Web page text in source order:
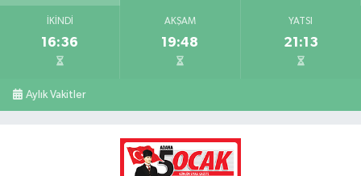
İKINDI
16:36
AKŞAM
19:48
YATSI
21:13
Aylık Vakitler